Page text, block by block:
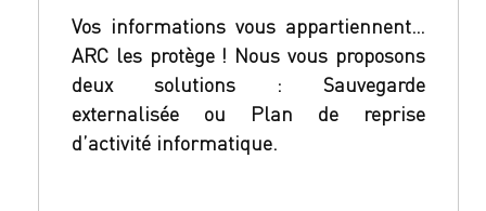
Vos informations vous appartiennent…
ARC les protège ! Nous vous proposons
deux solutions : Sauvegarde
externalisée ou Plan de reprise
d’activité informatique.